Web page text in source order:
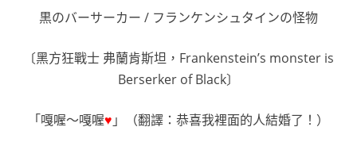
黒のバーサーカー / フランケンシュタインの怪物
〔黑方狂戰士 弗蘭肯斯坦，Frankenstein’s monster is
Berserker of Black〕
「嘎喔～嘎喔♥ 」（翻譯：恭喜我裡面的人結婚了！）